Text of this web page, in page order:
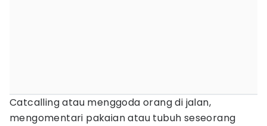
Catcalling atau menggoda orang di jalan,
mengomentari pakaian atau tubuh seseorang